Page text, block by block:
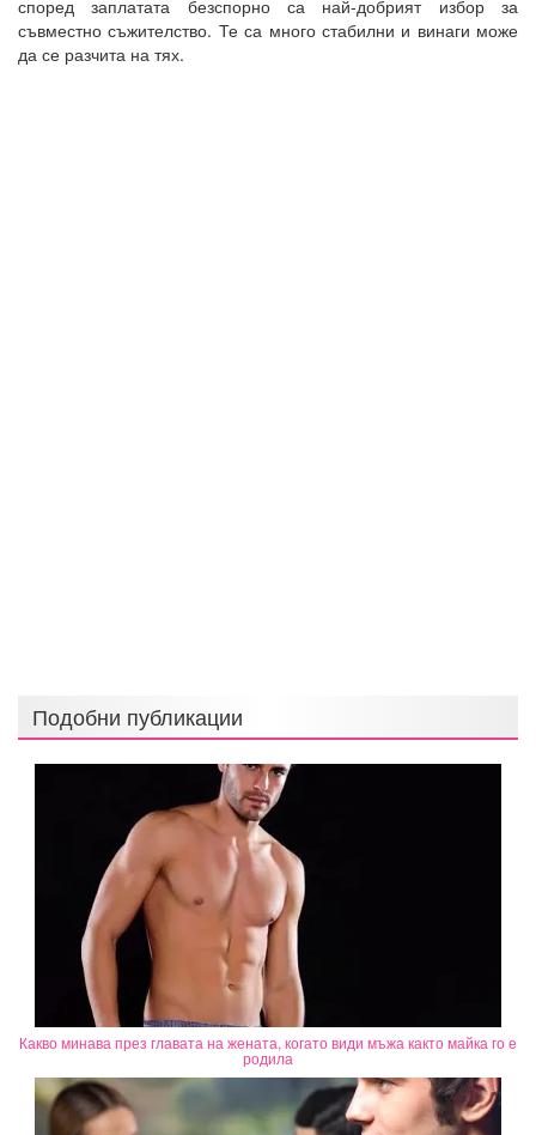
според заплатата безспорно са най-добрият избор за
съвместно съжителство. Те са много стабилни и винаги може
да се разчита на тях.
Подобни публикации
Какво минава през главата на жената, когато види мъжа както майка го е
родила